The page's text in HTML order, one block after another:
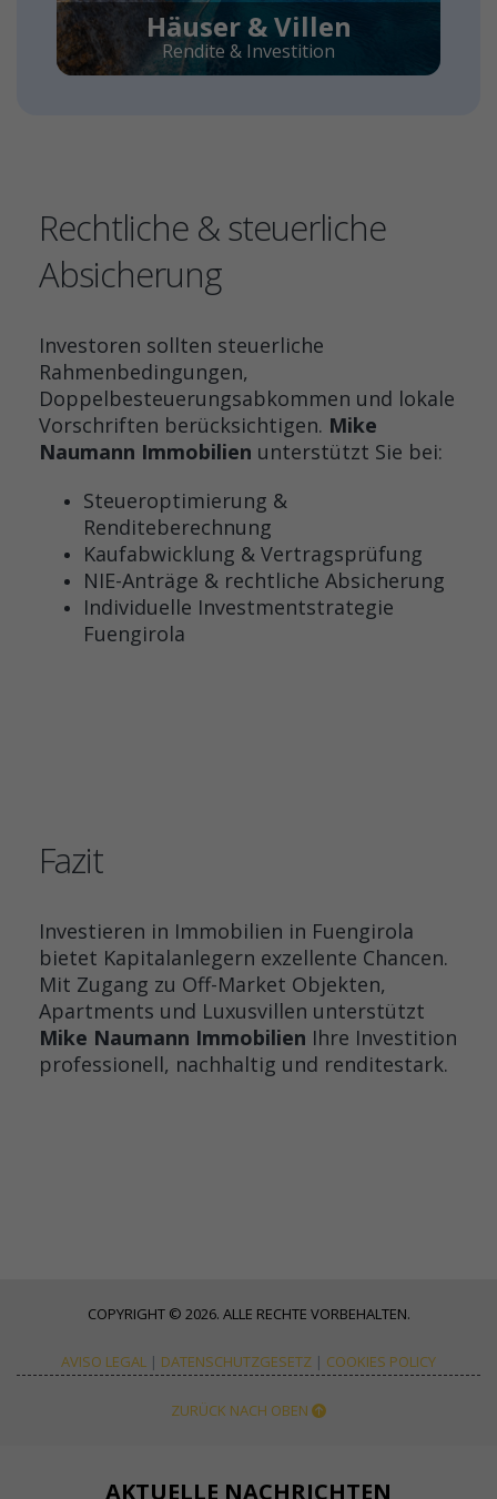
Häuser & Villen
Rendite & Investition
Rechtliche & steuerliche
Absicherung
Investoren sollten steuerliche
Rahmenbedingungen,
Doppelbesteuerungsabkommen und lokale
Vorschriften berücksichtigen. Mike
Naumann Immobilien unterstützt Sie bei:
Steueroptimierung &
Renditeberechnung
Kaufabwicklung & Vertragsprüfung
NIE-Anträge & rechtliche Absicherung
Individuelle Investmentstrategie
Fuengirola
Fazit
Investieren in Immobilien in Fuengirola
bietet Kapitalanlegern exzellente Chancen.
Mit Zugang zu Off-Market Objekten,
Apartments und Luxusvillen unterstützt
Mike Naumann Immobilien Ihre Investition
professionell, nachhaltig und renditestark.
COPYRIGHT © 2026. ALLE RECHTE VORBEHALTEN.
AVISO LEGAL | DATENSCHUTZGESETZ | COOKIES POLICY
ZURÜCK NACH OBEN
AKTUELLE NACHRICHTEN